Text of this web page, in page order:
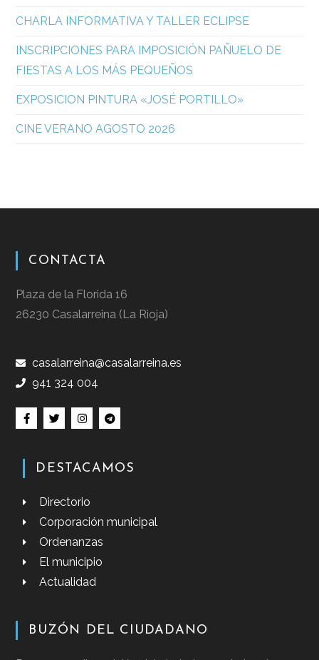
CHARLA INFORMATIVA Y TALLER ECLIPSE
INSCRIPCIONES PARA IMPOSICIÓN PAÑUELO DE
FIESTAS A LOS MÁS PEQUEÑOS
EXPOSICION PINTURA «JOSÉ PORTILLO»
CINE VERANO AGOSTO 2026
CONTACTA
Plaza de la Florida 16
26230 Casalarreina (La Rioja)
casalarreina@casalarreina.es
941 324 004
DESTACAMOS
Directorio
Corporación municipal
Ordenanzas
El municipio
Actualidad
BUZÓN DEL CIUDADANO